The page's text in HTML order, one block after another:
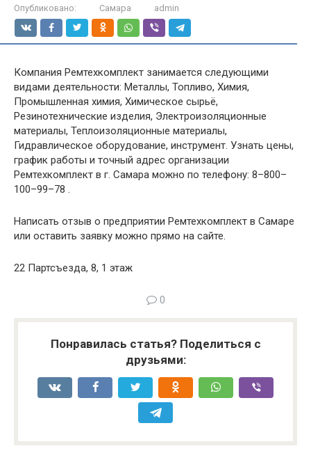
Опубликовано: Самара admin
Компания Ремтехкомплект занимается следующими
видами деятельности: Металлы, Топливо, Химия,
Промышленная химия, Химическое сырьё,
Резинотехнические изделия, Электроизоляционные
материалы, Теплоизоляционные материалы,
Гидравлическое оборудование, инструмент. Узнать цены,
график работы и точный адрес организации
Ремтехкомплект в г. Самара можно по телефону: 8–800–
100–99–78 .
Написать отзыв о предприятии Ремтехкомплект в Самаре
или оставить заявку можно прямо на сайте.
22 Партсъезда, 8, 1 этаж
0
Понравилась статья? Поделиться с
друзьями: